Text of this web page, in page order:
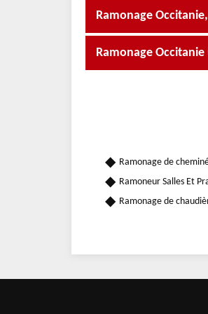
Ramonage
Ramonage
Ramonage de
Ramoneur Salles Et
Ramonage de